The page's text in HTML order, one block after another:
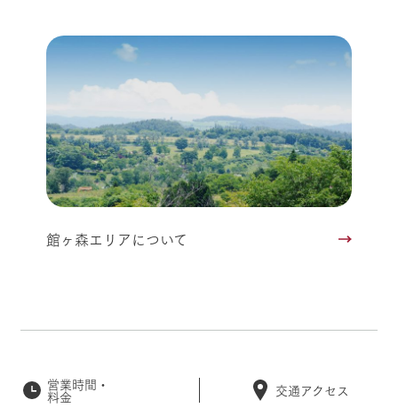
館ヶ森エリアについて
営業時間・
料金 交通アクセス